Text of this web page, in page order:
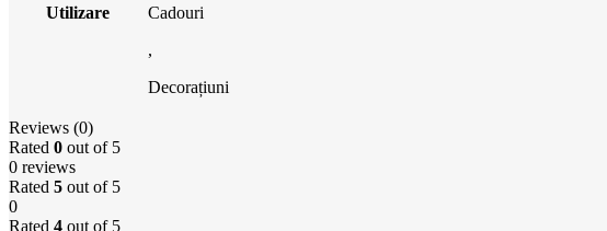
Utilizare
Cadouri
,
Decorațiuni
Reviews (0)
Rated 0 out of 5
0 reviews
Rated 5 out of 5
0
Rated 4 out of 5